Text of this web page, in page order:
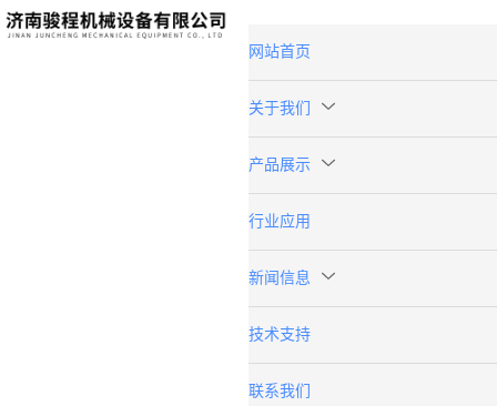
网站首页
关于我们
产品展示
行业应用
新闻信息
技术支持
联系我们